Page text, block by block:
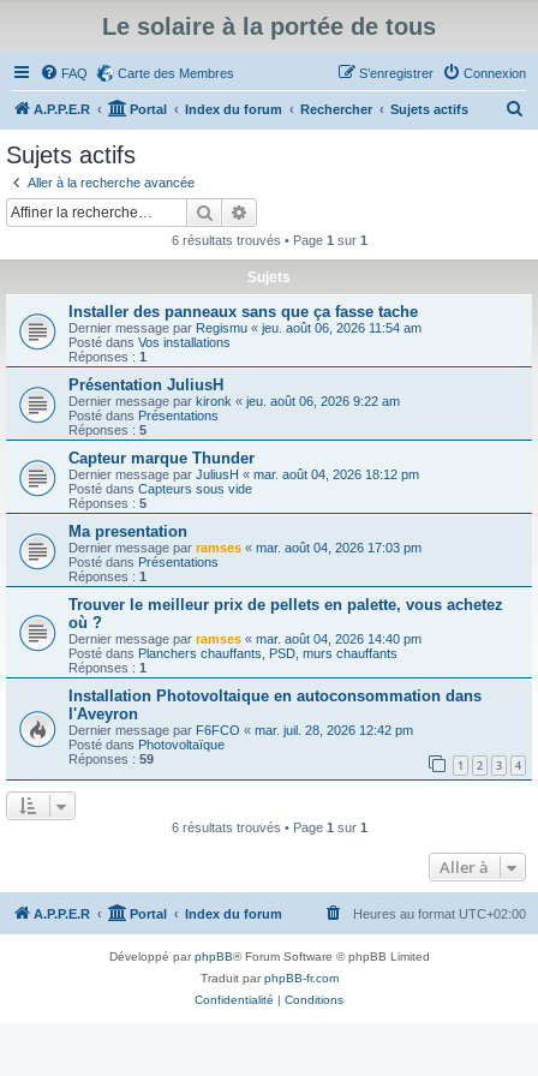
Le solaire à la portée de tous
FAQ Carte des Membres Connexion
S’enregistrer
A.P.P.E.R Portal Index du forum Rechercher Sujets actifs
r
Sujets actifs
Aller à la recherche avancée
Rechercher
6 résultats trouvés • Page 1 sur 1
Sujets
Installer des panneaux sans que ça fasse tache
Dernier message par Regismu « jeu. août 06, 2026 11:54 am
Posté dans Vos installations
Réponses : 1
Présentation JuliusH
Dernier message par kironk « jeu. août 06, 2026 9:22 am
Posté dans Présentations
Réponses : 5
Capteur marque Thunder
Dernier message par JuliusH « mar. août 04, 2026 18:12 pm
Posté dans Capteurs sous vide
Réponses : 5
Ma presentation
Dernier message par ramses « mar. août 04, 2026 17:03 pm
Posté dans Présentations
Réponses : 1
Trouver le meilleur prix de pellets en palette, vous achetez
où ?
Dernier message par ramses « mar. août 04, 2026 14:40 pm
Posté dans Planchers chauffants, PSD, murs chauffants
Réponses : 1
Installation Photovoltaique en autoconsommation dans
l'Aveyron
Dernier message par F6FCO « mar. juil. 28, 2026 12:42 pm
Posté dans Photovoltaïque
Réponses : 59 1 2 3 4
6 résultats trouvés • Page 1 sur 1
Aller à
A.P.P.E.R Portal Index du forum Heures au format UTC+02:00
Développé parphpBB® Forum Software © phpBB Limited
Traduit parphpBB-fr.com
Confidentialité | Conditions